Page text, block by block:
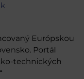
Európskou
Portál
technických